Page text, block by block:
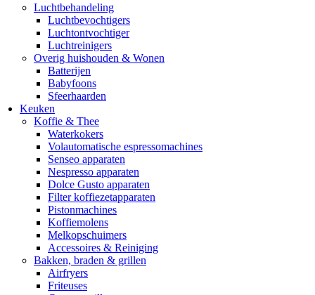
Luchtbehandeling
Luchtbevochtigers
Luchtontvochtiger
Luchtreinigers
Overig huishouden & Wonen
Batterijen
Babyfoons
Sfeerhaarden
Keuken
Koffie & Thee
Waterkokers
Volautomatische espressomachines
Senseo apparaten
Nespresso apparaten
Dolce Gusto apparaten
Filter koffiezetapparaten
Pistonmachines
Koffiemolens
Melkopschuimers
Accessoires & Reiniging
Bakken, braden & grillen
Airfryers
Friteuses